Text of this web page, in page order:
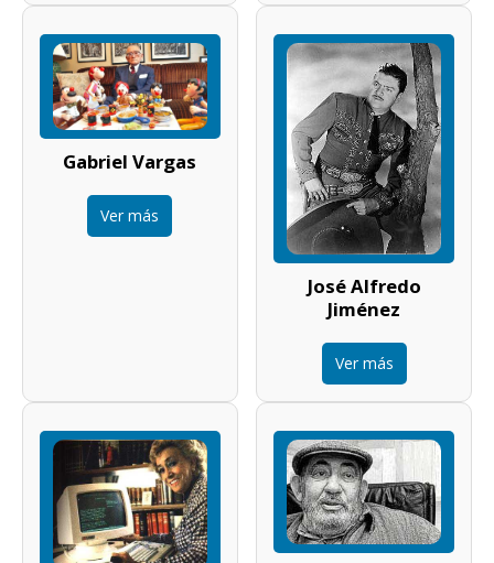
Gabriel Vargas
Ver más
José Alfredo
Jiménez
Ver más